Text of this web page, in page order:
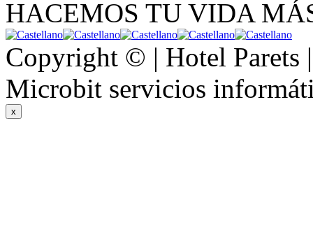
HACEMOS TU VIDA
Copyright © | Hotel Parets
Microbit servicios